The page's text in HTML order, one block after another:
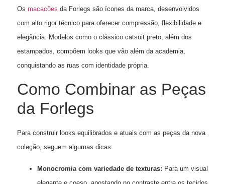
Os macacões da Forlegs são ícones da marca, desenvolvidos
com alto rigor técnico para oferecer compressão, flexibilidade e
elegância. Modelos como o clássico catsuit preto, além dos
estampados, compõem looks que vão além da academia,
conquistando as ruas com identidade própria.
Como Combinar as Peças
da Forlegs
Para construir looks equilibrados e atuais com as peças da nova
coleção, seguem algumas dicas:
Monocromia com variedade de texturas: Para um visual